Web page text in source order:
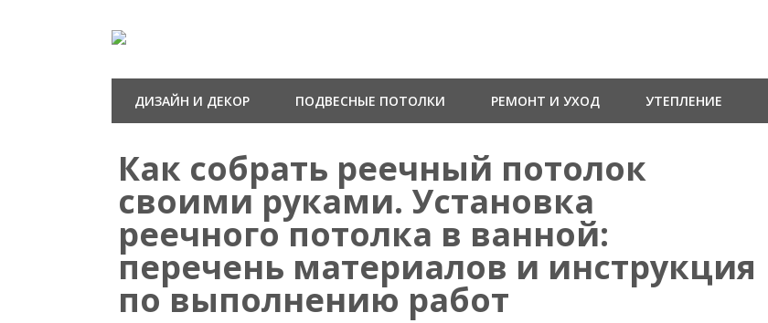
ДИЗАЙН И ДЕКОР ПОДВЕСНЫЕ ПОТОЛКИ РЕМОНТ И УХОД УТЕПЛЕНИЕ
Как собрать реечный потолок
своими руками. Установка
реечного потолка в ванной:
перечень материалов и инструкция
по выполнению работ